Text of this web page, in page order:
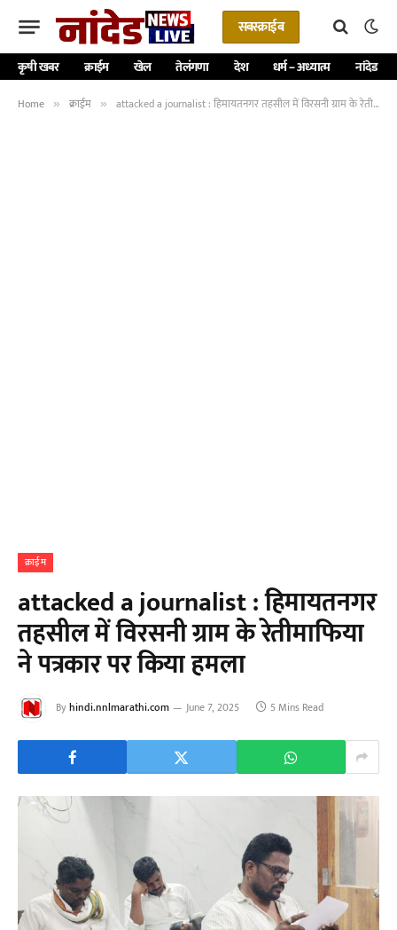
सबस्क्राईब
कृषी खबर क्राईम खेल तेलंगणा देश धर्म – अध्यात्म नांदेड
Home » क्राईम » attacked a journalist : हिमायतनगर तहसील में विरसनी ग्राम के रेतीमाफिया ने पत्रकार पर किया हमला
क्राईम
attacked a journalist : हिमायतनगर
तहसील में विरसनी ग्राम के रेतीमाफिया
ने पत्रकार पर किया हमला
Byhindi.nnlmarathi.com June 7, 2025 5 Mins Read